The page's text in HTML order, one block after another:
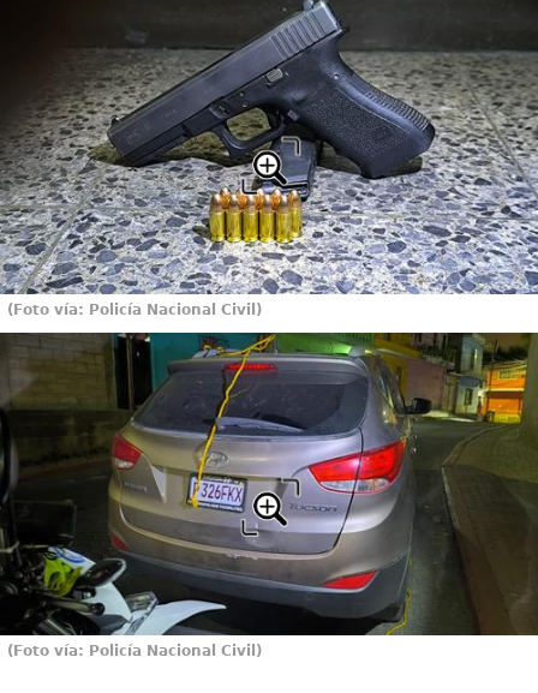
(Foto vía: Policía Nacional Civil)
(Foto vía: Policía Nacional Civil)